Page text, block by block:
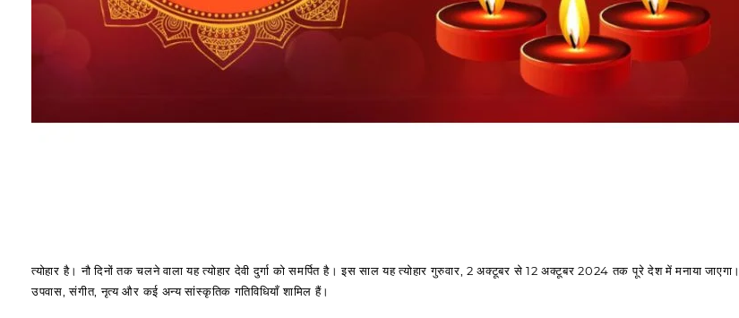
त्योहार है। नौ दिनों तक चलने वाला यह त्योहार देवी दुर्गा को समर्पित है। इस साल यह त्योहार गुरुवार, 2 अक्टूबर से 12 अक्टूबर 2024 तक पूरे देश में मनाया जाएगा।
उपवास, संगीत, नृत्य और कई अन्य सांस्कृतिक गतिविधियाँ शामिल हैं।